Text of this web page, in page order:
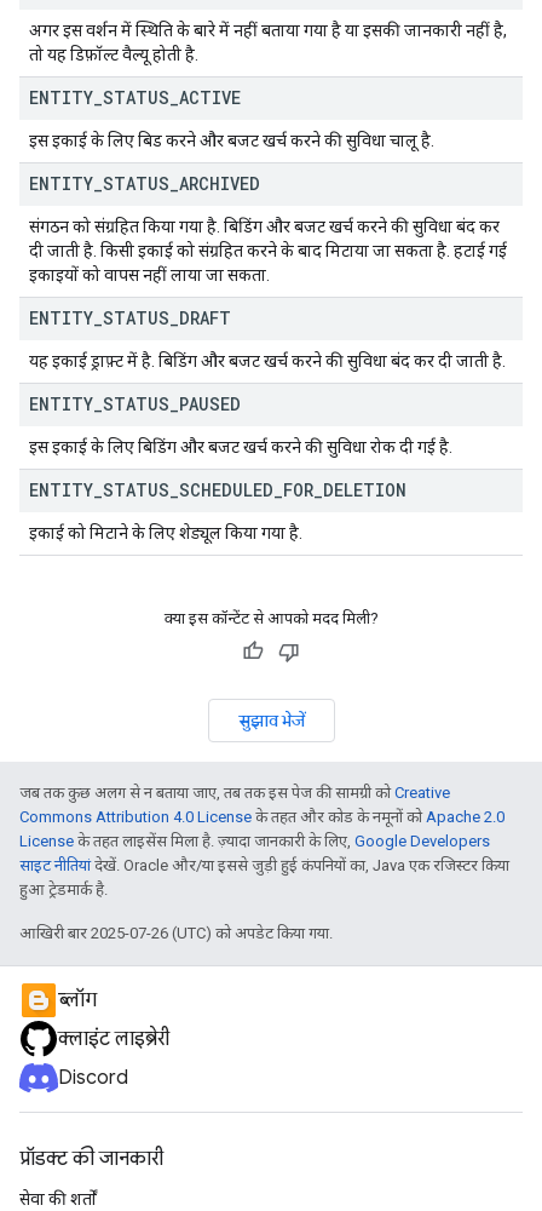
अगर इस वर्शन में स्थिति के बारे में नहीं बताया गया है या इसकी जानकारी नहीं है,
तो यह डिफ़ॉल्ट वैल्यू होती है.
ENTITY STATUS ACTIVE
इस इकाई के लिए बिड करने और बजट खर्च करने की सुविधा चालू है.
ENTITY STATUS ARCHIVED
संगठन को संग्रहित किया गया है. बिडिंग और बजट खर्च करने की सुविधा बंद कर
दी जाती है. किसी इकाई को संग्रहित करने के बाद मिटाया जा सकता है. हटाई गई
इकाइयों को वापस नहीं लाया जा सकता.
ENTITY STATUS DRAFT
यह इकाई ड्राफ़्ट में है. बिडिंग और बजट खर्च करने की सुविधा बंद कर दी जाती है.
ENTITY STATUS PAUSED
इस इकाई के लिए बिडिंग और बजट खर्च करने की सुविधा रोक दी गई है.
ENTITY STATUS SCHEDULED FOR DELETION
इकाई को मिटाने के लिए शेड्यूल किया गया है.
क्या इस कॉन्टेंट से आपको मदद मिली?
सुझाव भेजें
जब तक कुछ अलग से न बताया जाए, तब तक इस पेज की सामग्री कोCreative
Commons Attribution 4.0 License के तहत और कोड के नमूनों कोApache 2.0
License के तहत लाइसेंस मिला है. ज़्यादा जानकारी के लिए, Google Developers
साइट नीतियांदेखें. Oracle और/या इससे जुड़ी हुई कंपनियों का, Java एक रजिस्टर किया
हुआ ट्रेडमार्क है.
आखिरी बार 2025-07-26 (UTC) को अपडेट किया गया.
ब्लॉग
क्लाइंट लाइब्रेरी
Discord
प्रॉडक्ट की जानकारी
सेवा की शर्तों